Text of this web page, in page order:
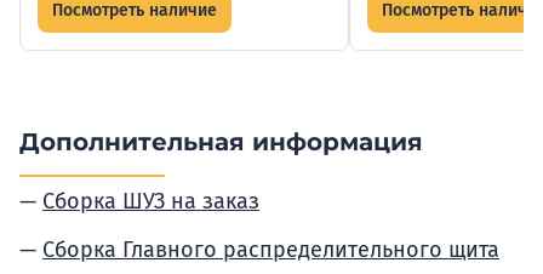
Посмотреть наличие Посмотреть
Дополнительная информация
Сборка ШУЗ на заказ
Сборка Главного распределительного щита